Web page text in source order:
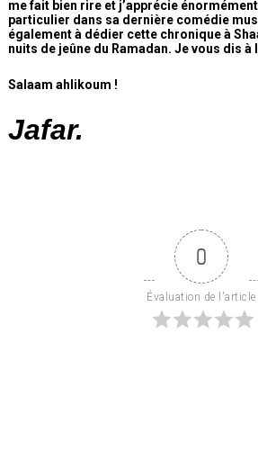
me fait bien rire et j’apprécie
particulier dans sa dernière comédie
également à dédier cette chronique à
nuits de jeûne du Ramadan. Je vous dis
Salaam ahlikoum !
Jafar.
0
Évaluation de l'article